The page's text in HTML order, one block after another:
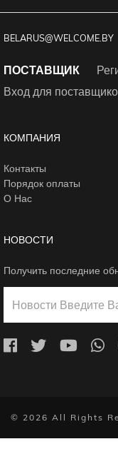
BELARUS@WELCOME.BY
ПОСТАВЩИК
Вход для
КОМПАНИЯ
Контакты
Порядок оплаты
О Нас
НОВОСТИ
Получить последние
© 2026 All Rights